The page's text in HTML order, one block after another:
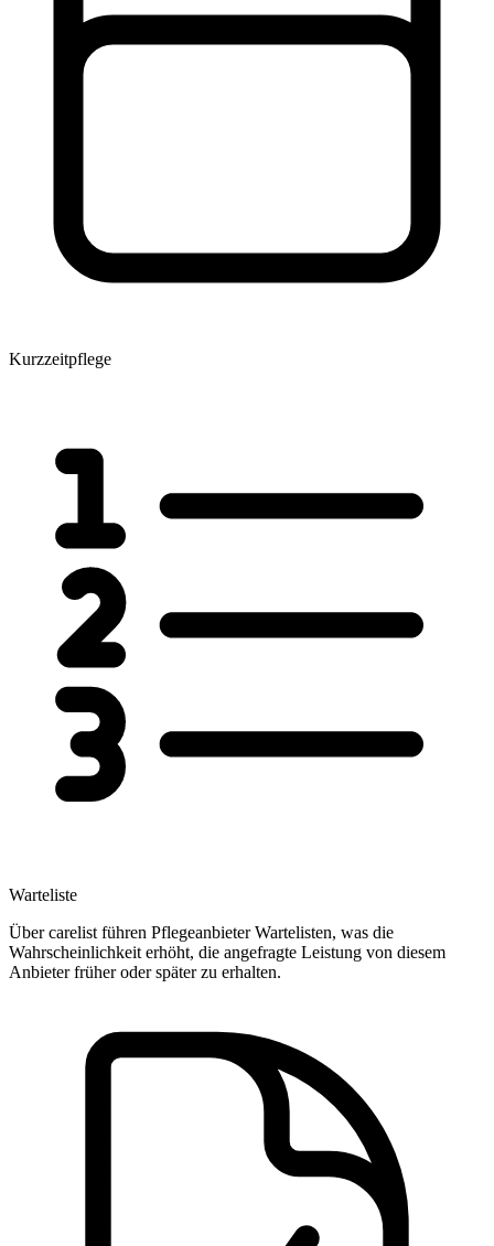
Kurzzeitpflege
Warteliste
Über carelist führen Pflegeanbieter Wartelisten, was die
Wahrscheinlichkeit erhöht, die angefragte Leistung von diesem
Anbieter früher oder später zu erhalten.